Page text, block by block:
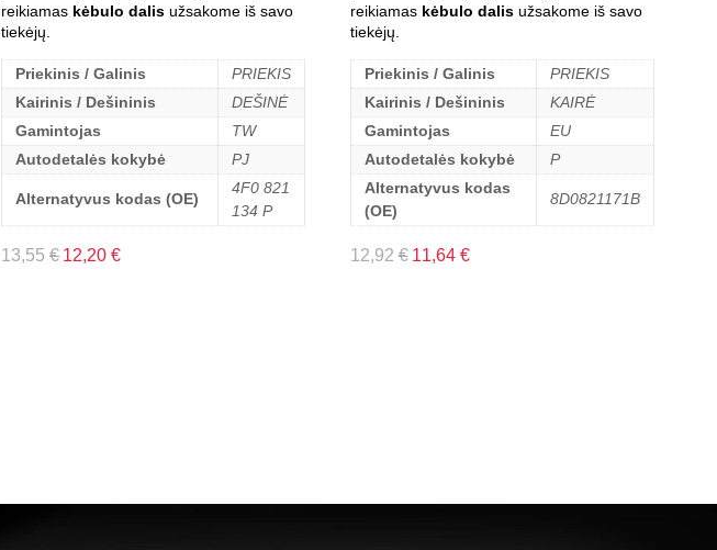
reikiamas kėbulo dalis užsakome iš savo
tiekėjų.
Priekinis / Galinis
PRIEKIS
Kairinis / Dešininis
DEŠINĖ
Gamintojas
TW
Autodetalės kokybė
PJ
Alternatyvus kodas (OE)
4F0 821
134 P
13,55 € 12,20 €
reikiamas kėbulo dalisužsakome iš savo
tiekėjų.
Priekinis / Galinis
PRIEKIS
Kairinis / Dešininis
KAIRĖ
Gamintojas
EU
Autodetalės kokybė
P
Alternatyvus kodas
(OE)
8D0821171B
12,92€ 11,64 €